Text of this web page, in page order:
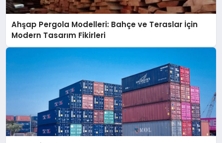
Ahşap Pergola Modelleri: Bahçe ve Teraslar İçin
Modern Tasarım Fikirleri